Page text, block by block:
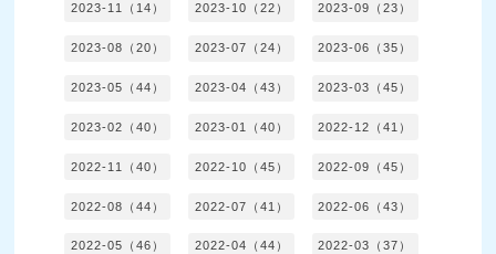
2023-11（14） 2023-10（22） 2023-09（23）
2023-08（20） 2023-07（24） 2023-06（35）
2023-05（44） 2023-04（43） 2023-03（45）
2023-02（40） 2023-01（40） 2022-12（41）
2022-11（40） 2022-10（45） 2022-09（45）
2022-08（44） 2022-07（41） 2022-06（43）
2022-05（46） 2022-04（44） 2022-03（37）